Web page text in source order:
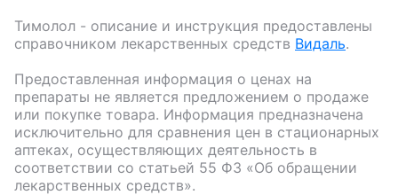
Тимолол - описание и инструкция предоставлены
справочником лекарственных средств Видаль.
Предоставленная информация о ценах на
препараты не является предложением о продаже
или покупке товара. Информация предназначена
исключительно для сравнения цен в стационарных
аптеках, осуществляющих деятельность в
соответствии со статьей 55 ФЗ «Об обращении
лекарственных средств».